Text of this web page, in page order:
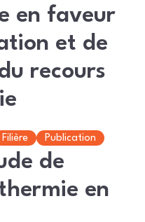
en faveur
et de
recours
Filière Publication
de
en